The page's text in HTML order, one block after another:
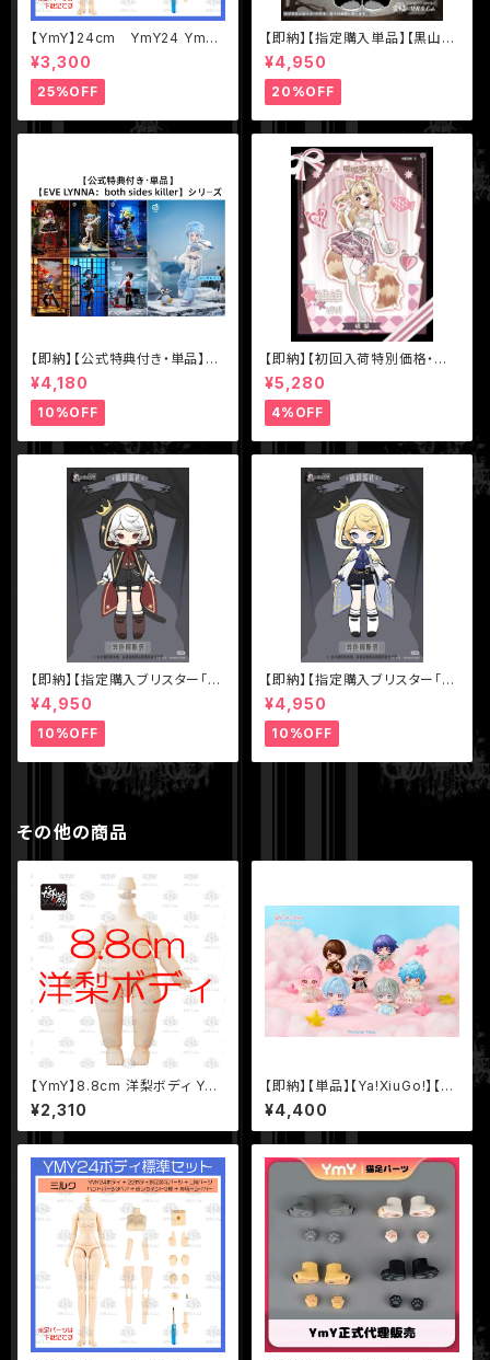
【YmY】24cm YmY24 YmY
ドール YmYボディ ミルク ピュ
アホワイト
¥3,300
25%OFF
【即納】【指定購入単品】【黒山
羊】1/12 BJD ブラインドドール
【Nyssa（ニサ）怪談夢魘】シリ
ーズ【数量限定】
¥4,950
20%OFF
【即納】【公式特典付き・単品】【E
VE LYNNA：both sides kille
r】シリーズ【Neo Eden Toys】
MJD ブラインドドール
¥4,180
10%OFF
【即納】【初回入荷特別価格・単
品】【MEOW3（ニャニャニャ次
元）】シリーズ【不可食用人形Ine
dible Doll】1/8 BJD ブライン
ドドール
¥5,280
4%OFF
【即納】【指定購入ブリスター「色
違いアスタ（黒マント）】【秘境巡
礼】シリーズ【Sunless】スタジ
オ 1/12 BJD ブラインドドール
¥4,950
10%OFF
【即納】【指定購入ブリスター「色
違いアスタ（白マント）】【秘境巡
礼】シリーズ【Sunless】スタジ
オ 1/12 BJD ブラインドドール
¥4,950
10%OFF
その他の商品
【YmY】8.8cm 洋梨ボディ Ym
Yドール YmYボディ ミルク 蜜
桃 薄サンライト
¥2,310
【即納】【単品】【Ya!XiuGo!】【Yo
utypeToys】 BJD ブラインド
ドール
¥4,400